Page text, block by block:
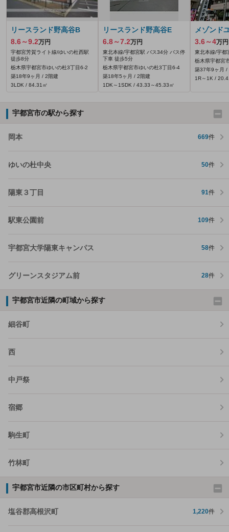
リースランド野高谷B
8.6～9.2万円
宇都宮芳賀ライト線/ゆいの杜西駅
徒歩8分
栃木県宇都宮市ゆいの杜3丁目6-2
築18年9ヶ月 / 2階建
3LDK / 84.31㎡
リースランド野高谷E
6.8～7.2万円
東北本線/宇都宮駅 バス34分 バス停
下車 徒歩5分
栃木県宇都宮市ゆいの杜3丁目6-4
築18年5ヶ月 / 2階建
1DK～1SDK / 43.33～45.33㎡
メゾンド
3.6～4万円
東北本線/宇都
栃木県宇都宮
築37年9ヶ月 /
1R～1K /
宇都宮市の駅から探す
岡本 669件
ゆいの杜中央 50件
陽東３丁目 91件
駅東公園前 109件
宇都宮大学陽東キャンパス 58件
グリーンスタジアム前 28件
宇都宮市近隣の町域から探す
細谷町
西
中戸祭
宿郷
駒生町
竹林町
宇都宮市近隣の市区町村から探す
塩谷郡高根沢町 1,220件